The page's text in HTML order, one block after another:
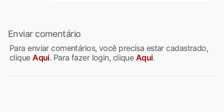
Enviar comentário
Para enviar comentários, você precisa estar cadastrado,
cliqueAqui. Para fazer login, clique Aqui.